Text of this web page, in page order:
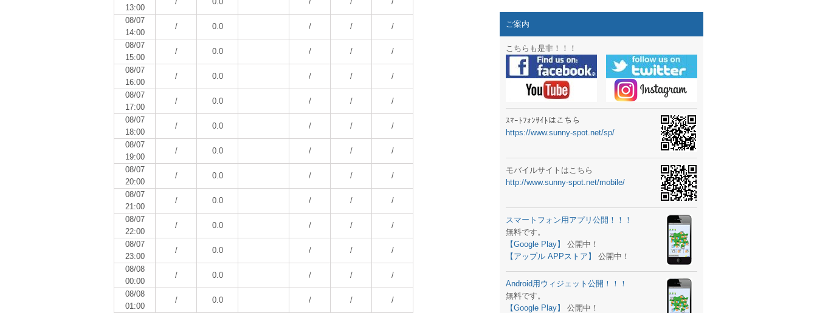
13:00
08/07
14:00
/ 0.0 / / /
08/07
15:00
/ 0.0 / / /
08/07
16:00
/ 0.0 / / /
08/07
17:00
/ 0.0 / / /
08/07
18:00
/ 0.0 / / /
08/07
19:00
/ 0.0 / / /
08/07
20:00
/ 0.0 / / /
08/07
21:00
/ 0.0 / / /
08/07
22:00
/ 0.0 / / /
08/07
23:00
/ 0.0 / / /
08/08
00:00
/ 0.0 / / /
08/08
01:00
/ 0.0 / / /
専門天気図アーカイブ開始！！
スマートフォン アプリ バージョンアップ
ラジオメーターニュータイプ新登場！
スマートフォン ウィジェット公開
気象予報士スクールの御案内
弊社事務所を移転しました。
生物平年値 更新
予報士学習サイト OPEN！
専門天気図 追加
ラジオメーター輸入販売開始！
スマートフォン アプリ バージョンアップ
お天気パーツ 追加
ご案内
こちらも是非！！！
ｽﾏｰﾄﾌｫﾝｻｲﾄはこちら
https://www.sunny-spot.net/sp/
モバイルサイトはこちら
http://www.sunny-spot.net/mobile/
スマートフォン用アプリ公開！！！
無料です。
【Google Play】
公開中！
【アップル APPストア】
公開中！
Android用ウィジェット公開！！！
無料です。
【Google Play】
公開中！